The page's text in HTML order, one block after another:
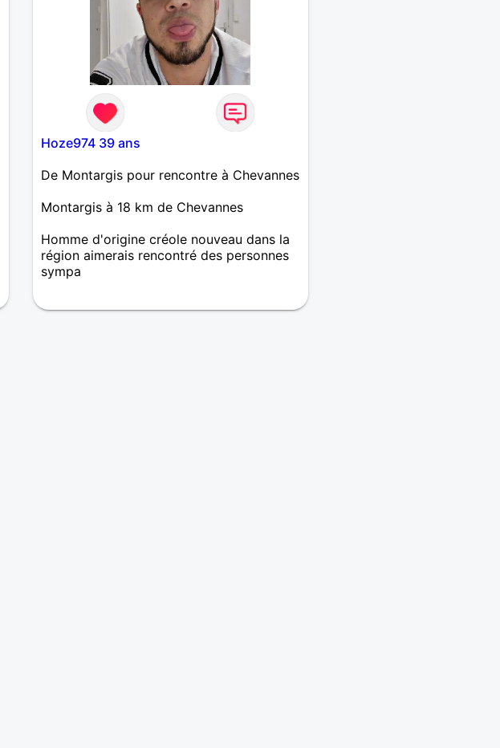
Hoze974 39 ans
De Montargis pour rencontre à Chevannes
Montargis à 18 km de Chevannes
Homme d'origine créole nouveau dans la
région aimerais rencontré des personnes
sympa